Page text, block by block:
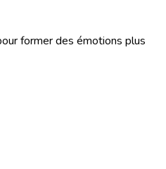
former des émotions plus